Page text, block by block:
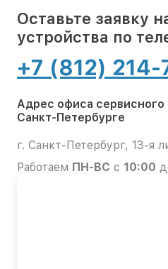
Оставьте заявку
устройства по
+7 (812)
Адрес офиса сервисного
Санкт-Петербурге
г. Санкт-Петербург, 13-я
Работаем ПН-ВС с 10:00